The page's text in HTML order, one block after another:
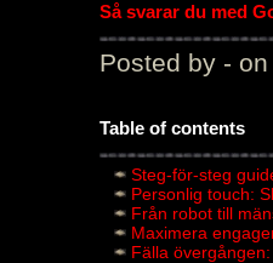
Så svarar du med
Posted by - on
Table of contents
Steg-för-steg
Personlig touch:
Från robot till
Maximera
Fälla